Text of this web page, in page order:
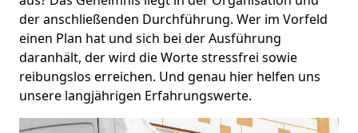
der anschließenden Durchführung. Wer im Vorfeld
einen Plan hat und sich bei der Ausführung
daranhält, der wird die Worte stressfrei sowie
reibungslos erreichen. Und genau hier helfen uns
unsere langjährigen Erfahrungswerte.